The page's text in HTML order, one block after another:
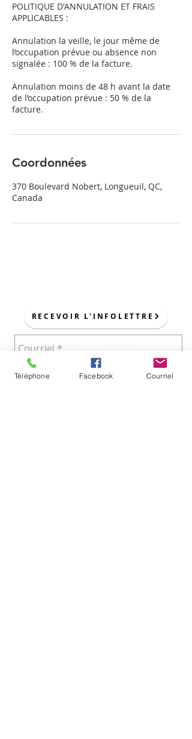
POLITIQUE D'ANNULATION ET FRAIS
APPLICABLES :
Annulation la veille, le jour même de
l’occupation prévue ou absence non
signalée : 100 % de la facture.
Annulation moins de 48 h avant la date
de l’occupation prévue : 50 % de la
facture.
Coordonnées
370 Boulevard Nobert, Longueuil, QC,
Canada
RECEVOIR L'INFOLETTRE
Téléphone Facebook Courriel